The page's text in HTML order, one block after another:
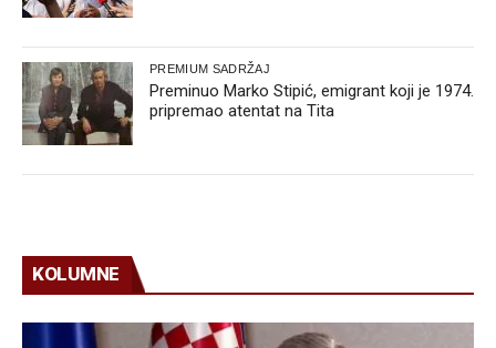
PREMIUM SADRŽAJ
Preminuo Marko Stipić, emigrant koji je 1974.
pripremao atentat na Tita
KOLUMNE